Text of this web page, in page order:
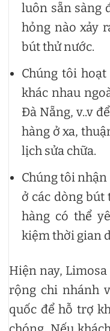
luôn sẵn sàng
hỏng nào xảy
bút thử nước.
Chúng tôi
khác nhau
Đà Nẵng, v..v
hàng ở xa,
lịch sửa chữa.
Chúng tôi
ở các dòng bút
hàng có thể
kiệm thời gian
Hiện nay,
rộng chi nhánh
quốc để hỗ trợ